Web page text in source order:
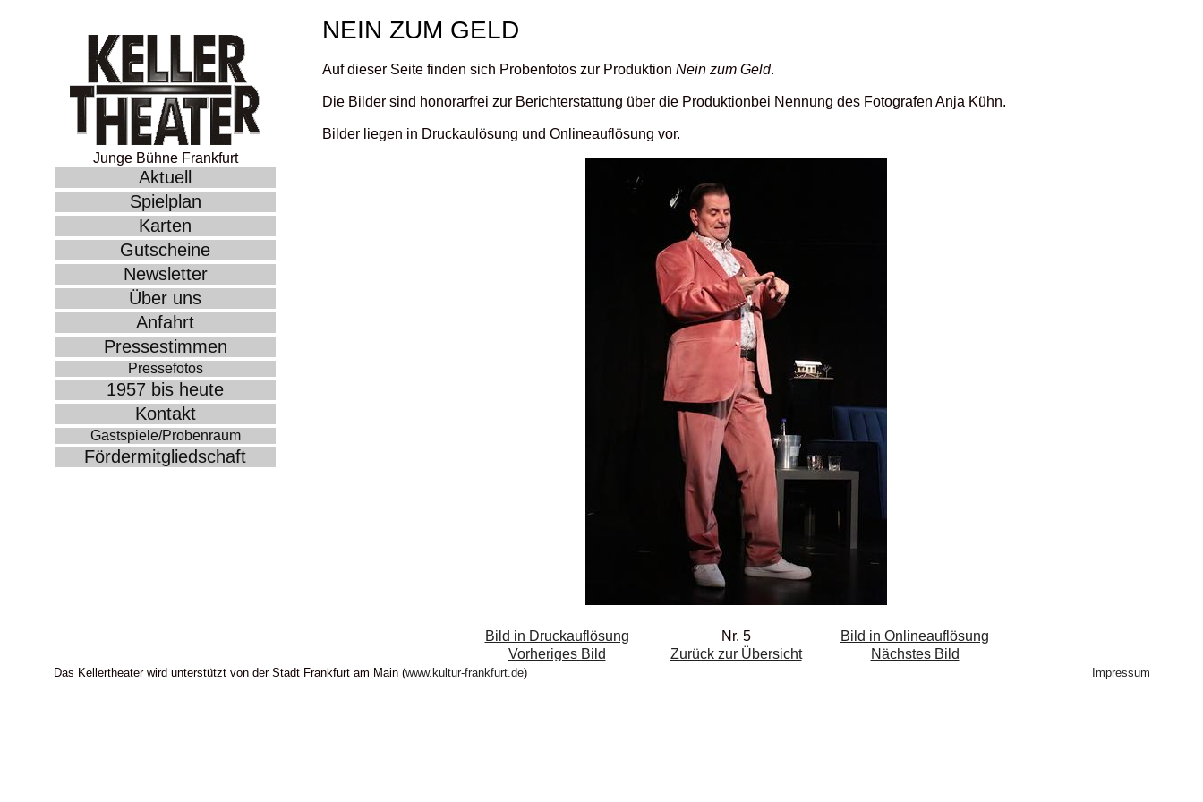
Junge Bühne Frankfurt
Aktuell
Spielplan
Karten
Gutscheine
Newsletter
Über uns
Anfahrt
Pressestimmen
Pressefotos
1957 bis heute
Kontakt
Gastspiele/Probenraum
Fördermitgliedschaft
NEIN ZUM GELD
Auf dieser Seite finden sich Probenfotos zur Produktion Nein zum Geld.
Die Bilder sind honorarfrei zur Berichterstattung über die Produktionbei Nennung des Fotografen Anja Kühn.
Bilder liegen in Druckaulösung und Onlineauflösung vor.
Bild in Druckauflösung Nr. 5
Bild in Onlineauflösung
Vorheriges Bild
Zurück zur Übersicht Nächstes Bild
Das Kellertheater wird unterstützt von der Stadt Frankfurt am Main (www.kultur-frankfurt.de) Impressum